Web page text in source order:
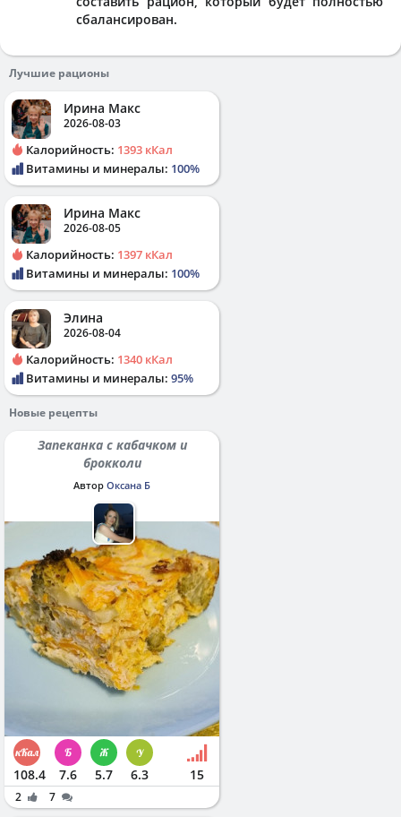
сбалансирован.
Лучшие рационы
Ирина Макс
2026-08-03
Калорийность: 1393 кКал
Витамины и минералы: 100%
Ирина Макс
2026-08-05
Калорийность: 1397 кКал
Витамины и минералы: 100%
Элина
2026-08-04
Калорийность: 1340 кКал
Витамины и минералы: 95%
Новые рецепты
Запеканка с кабачком и
брокколи
Автор Оксана Б
108.4 7.6 5.7 6.3 15
2 7